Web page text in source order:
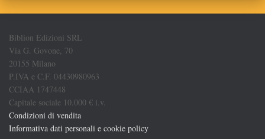
Biblion Edizioni SRL
Via G. Govone, 70
20155 Milano
P.IVA e C.F. 04430980963
CCIAA 1747448
Capitale sociale 10.000 € i.v.
Condizioni di vendita
Informativa dati personali e cookie policy